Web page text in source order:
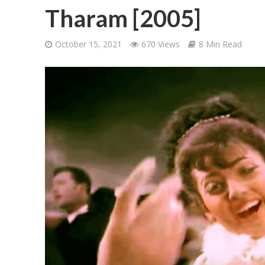
Ponni Nadhi
Alakadal Lyrics
Tharam [2005]
October 15, 2021 670 Views 8 Min Read